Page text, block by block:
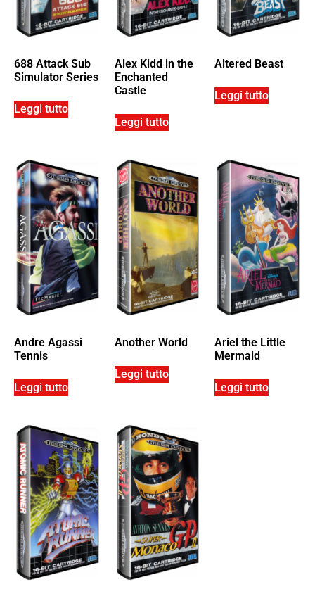
688 Attack Sub
Simulator Series
Leggi tutto
Alex Kidd in the
Enchanted
Castle
Leggi tutto
Altered Beast
Leggi tutto
Andre Agassi
Tennis
Leggi tutto
Another World
Leggi tutto
Ariel the Little
Mermaid
Leggi tutto